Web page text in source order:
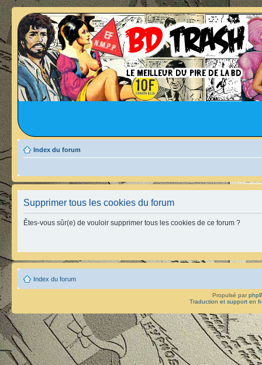
Index du forum
Supprimer tous les cookies du forum
Êtes-vous sûr(e) de vouloir supprimer tous les cookies de ce forum ?
Index du forum
Propulsé par
Traduction et support en